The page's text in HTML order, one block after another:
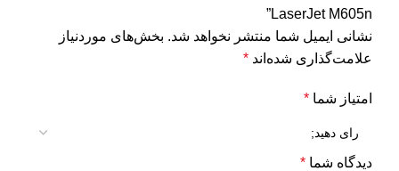
LaserJet M605n”
نشانی ایمیل شما منتشر نخواهد شد. بخش‌های موردنیاز
علامت‌گذاری شده‌اند *
امتیاز شما *
دیدگاه شما *